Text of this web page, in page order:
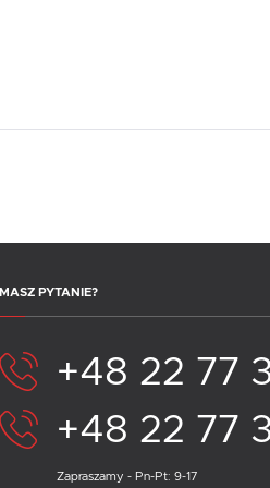
MASZ PYTANIE?
+48 22 77
+48 22 77
Zapraszamy - Pn-Pt: 9-17